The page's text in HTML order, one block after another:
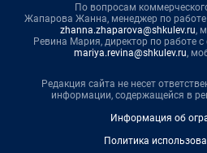
По вопросам
Жапарова Жанна, менеджер по
zhanna.zhaparova@shkulev.ru,
Ревина Мария, директор по работе
mariya.revina@shkulev.ru,
Редакция сайта не несет
информации, содержащейся в
Информация об
Политика